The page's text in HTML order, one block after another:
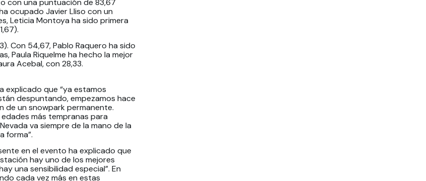
con una puntuación de 83,67
ocupado Javier Lliso con un
Leticia Montoya ha sido primera
Con 54,67, Pablo Raquero ha sido
Paula Riquelme ha hecho la mejor
Acebal, con 28,33.
explicado que “ya estamos
despuntando, empezamos hace
de un snowpark permanente.
más tempranas para
va siempre de la mano de la
forma”.
en el evento ha explicado que
hay uno de los mejores
una sensibilidad especial”. En
cada vez más en estas